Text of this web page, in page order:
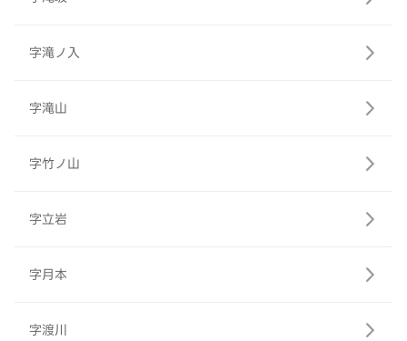
字滝ノ入
字滝山
字竹ノ山
字立岩
字月本
字渡川